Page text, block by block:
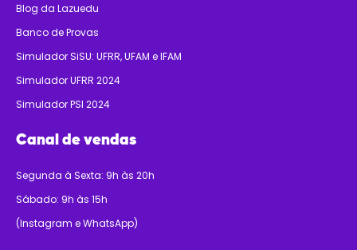
Blog da Lazuedu
Banco de Provas
Simulador SiSU: UFRR, UFAM e IFAM
Simulador UFRR 2024
Simulador PSI 2024
Canal de vendas
Segunda à Sexta: 9h às 20h
Sábado: 9h às 15h
(Instagram e WhatsApp)